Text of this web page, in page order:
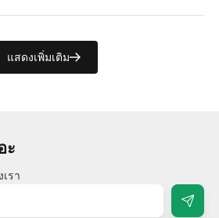
แสดงเพิ่มเติม
ะ
รา